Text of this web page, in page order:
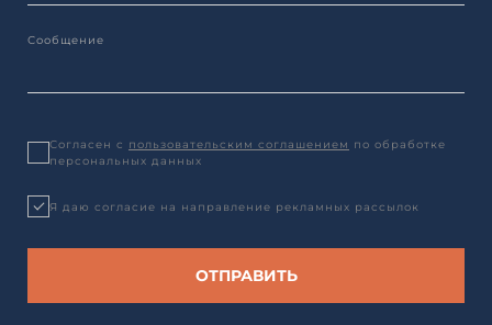
Согласен с пользовательским соглашением по обработке
персональных данных
Я даю согласие на направление рекламных рассылок